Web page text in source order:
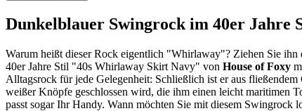
Dunkelblauer Swingrock im 40er Jahre
Warum heißt dieser Rock eigentlich "Whirlaway"? Ziehen Sie
40er Jahre Stil "40s Whirlaway Skirt Navy" von House of Foxy
Alltagsrock für jede Gelegenheit: Schließlich ist er aus
weißer Knöpfe geschlossen wird, die ihm einen leicht maritimen
passt sogar Ihr Handy. Wann möchten Sie mit diesem Swingrock